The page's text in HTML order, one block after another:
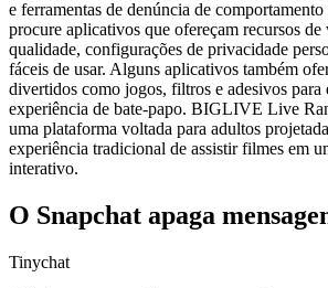
e ferramentas de denúncia de
procure aplicativos que ofereçam recursos de
qualidade, configurações de privacidade
fáceis de usar. Alguns aplicativos também
divertidos como jogos, filtros e adesivos para
experiência de bate-papo. BIGLIVE Live
uma plataforma voltada para adultos
experiência tradicional de assistir filmes em
interativo.
O Snapchat apaga
Tinychat